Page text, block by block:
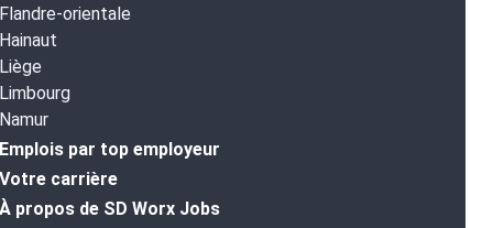
Flandre-orientale
Hainaut
Liège
Limbourg
Namur
Emplois par top employeur
Votre carrière
À propos de SD Worx Jobs